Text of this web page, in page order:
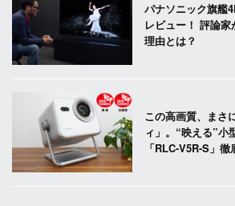
パナソニック旗艦
レビュー！ 評論
理由とは？
この高画質、まさ
ィ」。“映える”小
「RLC-V5R-S」